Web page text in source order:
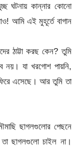
ঘটনায় কান্নার কোনো
আমি এই মুহূর্তে বাগান
ঠাট্টা করছ কেন? তুমি
যা খরগোশ পায়নি,
এসেছে। আর তুমি তা
ছাগলগুলোর পেছনে
ছাগলগুলো চাইল না।